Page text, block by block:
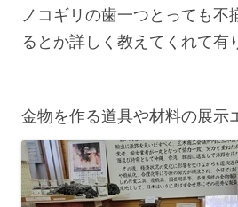
ノコギリの歯一つとっても不
るとか詳しく教えてくれて有
金物を作る道具や材料の展示